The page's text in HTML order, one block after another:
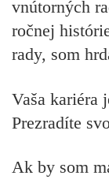
vnútorných
ročnej
rady, som
Vaša kariéra
Prezradíte
Ak by som